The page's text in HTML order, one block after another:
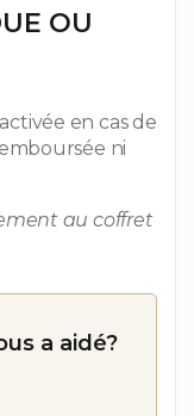
OU
en cas de
ni
au coffret
a aidé?